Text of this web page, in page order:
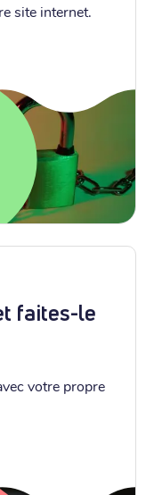
site internet.
faites-le
votre propre